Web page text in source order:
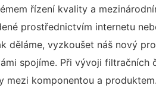
řízení kvality a
prostřednictvím internetu
děláme, vyzkoušet náš nový
spojíme. Při vývoji filtračních
mezi komponentou a produktem.